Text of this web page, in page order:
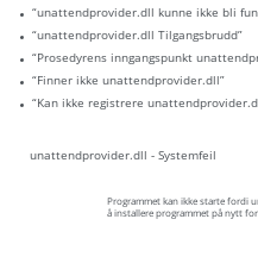
“unattendprovider.dll kunne ikke bli
“unattendprovider.dll Tilgangsbrudd”
“Prosedyrens inngangspunkt
“Finner ikke unattendprovider.dll”
“Kan ikke registrere
unattendprovider.dll - Systemfeil
Programmet kan ikke starte fordi
å installere programmet på nytt